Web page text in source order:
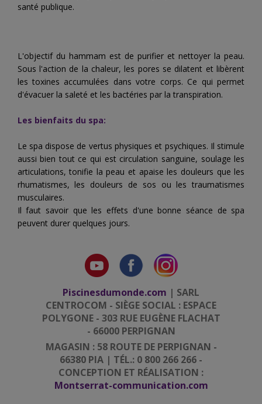
santé publique.
L'objectif du hammam est de purifier et nettoyer la peau.
Sous l'action de la chaleur, les pores se dilatent et libèrent
les toxines accumulées dans votre corps. Ce qui permet
d'évacuer la saleté et les bactéries par la transpiration.
Les bienfaits du spa:
Le spa dispose de vertus physiques et psychiques. Il stimule
aussi bien tout ce qui est circulation sanguine, soulage les
articulations, tonifie la peau et apaise les douleurs que les
rhumatismes, les douleurs de sos ou les traumatismes
musculaires.
Il faut savoir que les effets d'une bonne séance de spa
peuvent durer quelques jours.
Piscinesdumonde.com | SARL
CENTROCOM - SIÈGE SOCIAL : ESPACE
POLYGONE - 303 RUE EUGÈNE FLACHAT
- 66000 PERPIGNAN
MAGASIN : 58 ROUTE DE PERPIGNAN -
66380 PIA | TÉL.: 0 800 266 266 -
CONCEPTION ET RÉALISATION :
Montserrat-communication.com